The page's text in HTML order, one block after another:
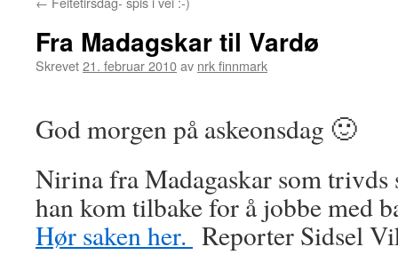
Fra Madagskar til Vardø
Skrevet21. februar 2010av nrk finnmark
God morgen på askeonsdag 🙂
Nirina fra Madagaskar som trivds
han kom tilbake for å jobbe med
Hør saken her. Reporter Sidsel